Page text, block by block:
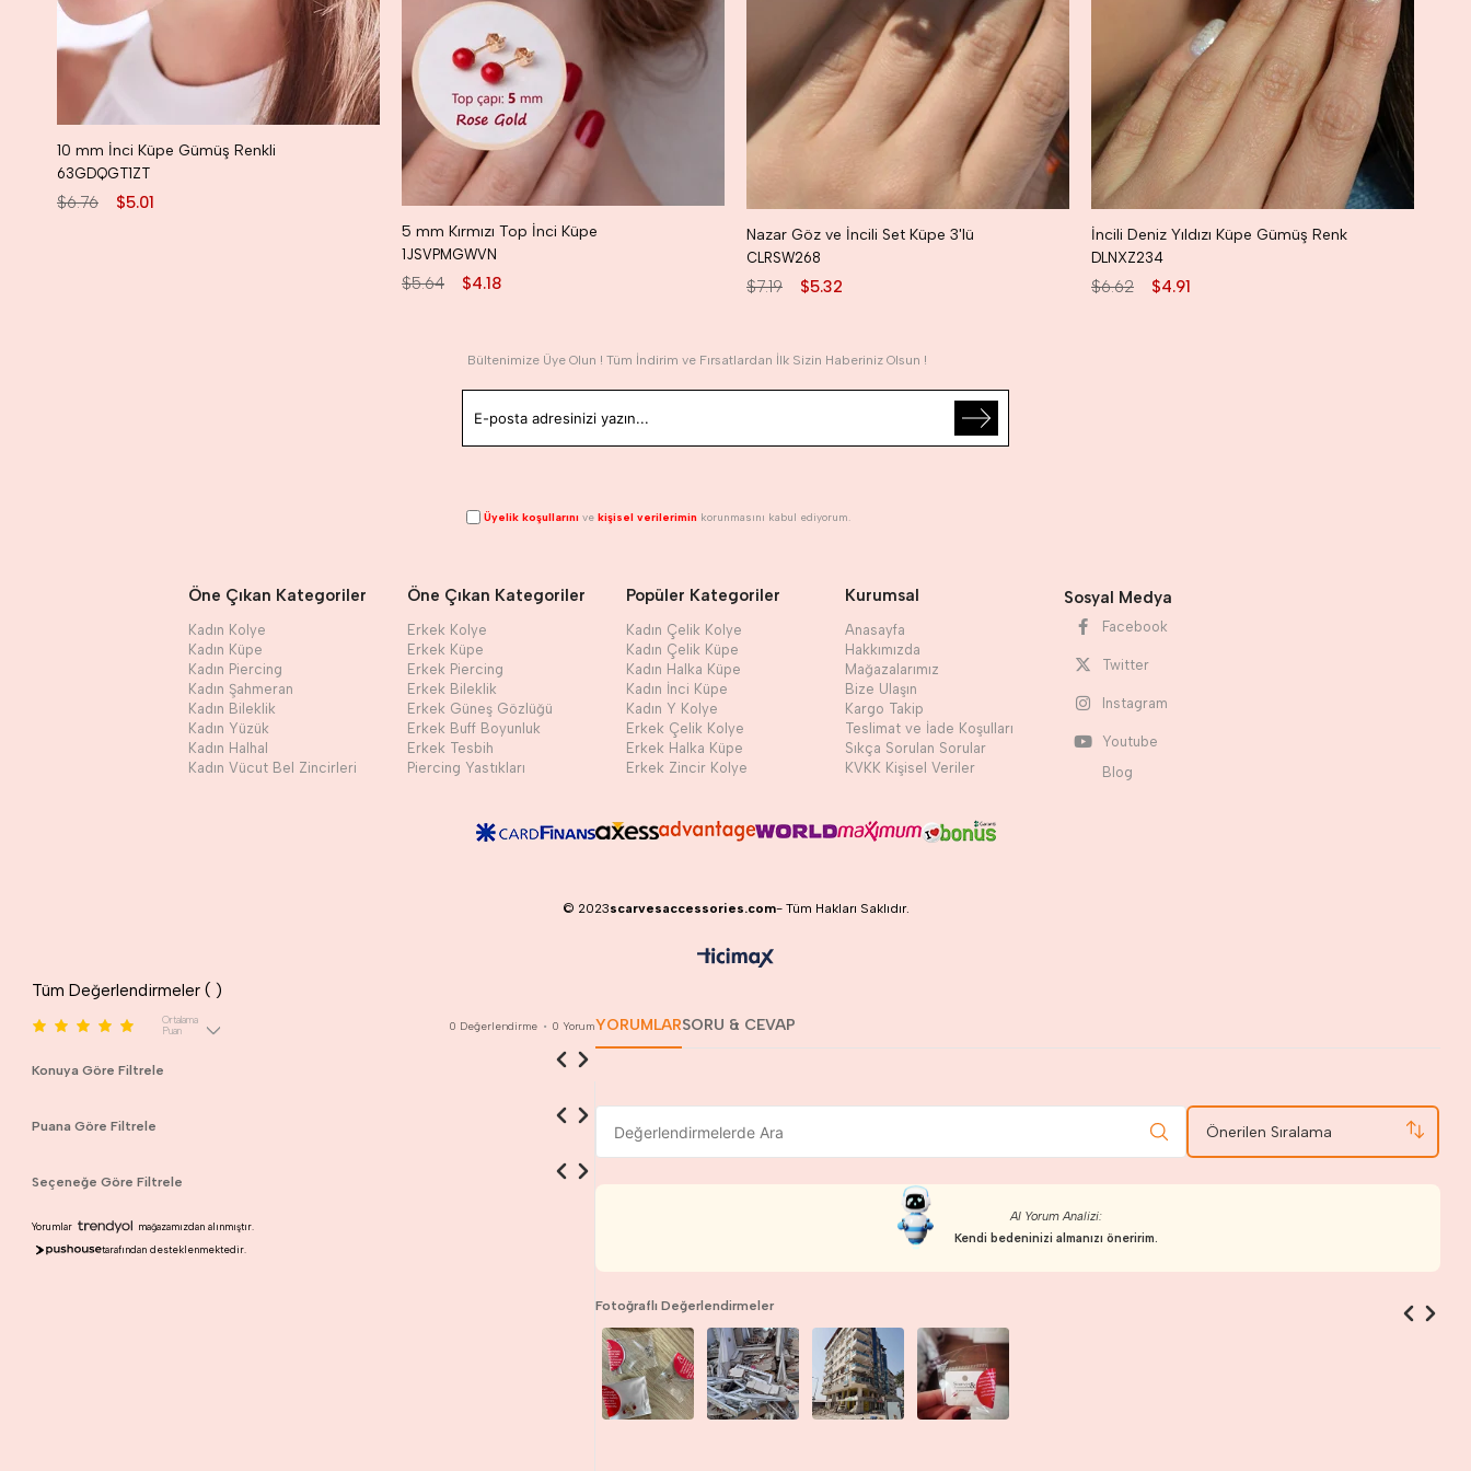
10 mm İnci Küpe Gümüş Renkli
63GDQGT1ZT
$5.01
$6.76
5 mm Kırmızı Top İnci Küpe
1JSVPMGWVN
$4.18
$5.64
Nazar Göz ve İncili Set Küpe 3'lü
CLRSW268
$5.32
$7.19
İncili Deniz Yıldızı Küpe Gümüş Renk
DLNXZ234
$4.91
$6.62
Bültenimize Üye Olun ! Tüm İndirim ve Fırsatlardan İlk Sizin Haberiniz Olsun !
Üyelik koşullarını ve kişisel verilerimin korunmasını kabul ediyorum.
Öne Çıkan Kategoriler
Kadın Kolye
Kadın Küpe
Kadın Piercing
Kadın Şahmeran
Kadın Bileklik
Kadın Yüzük
Kadın Halhal
Kadın Vücut Bel Zincirleri
Öne Çıkan Kategoriler
Erkek Kolye
Erkek Küpe
Erkek Piercing
Erkek Bileklik
Erkek Güneş Gözlüğü
Erkek Buff Boyunluk
Erkek Tesbih
Piercing Yastıkları
Popüler Kategoriler
Kadın Çelik Kolye
Kadın Çelik Küpe
Kadın Halka Küpe
Kadın İnci Küpe
Kadın Y Kolye
Erkek Çelik Kolye
Erkek Halka Küpe
Erkek Zincir Kolye
Kurumsal
Anasayfa
Hakkımızda
Mağazalarımız
Bize Ulaşın
Kargo Takip
Teslimat ve İade Koşulları
Sıkça Sorulan Sorular
KVKK Kişisel Veriler
Sosyal Medya
Facebook
Twitter
Instagram
Youtube
Blog
© 2023scarvesaccessories.com- Tüm Hakları Saklıdır.
Tüm Değerlendirmeler ( )
Ortalama
Puan
0 Değerlendirme • 0 Yorum
Konuya Göre Filtrele
Puana Göre Filtrele
Seçeneğe Göre Filtrele
Yorumlar
mağazamızdan alınmıştır.
tarafından desteklenmektedir.
YORUMLARSORU & CEVAP
Önerilen Sıralama
AI Yorum Analizi:
Kendi bedeninizi almanızı öneririm.
Fotoğraflı Değerlendirmeler